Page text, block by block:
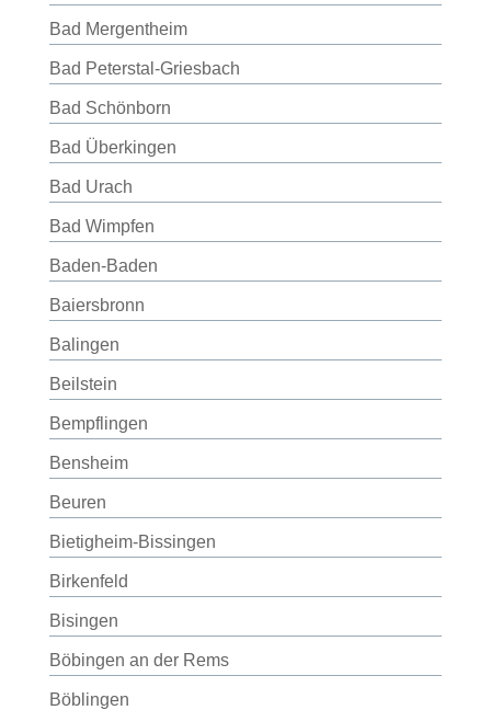
Bad Mergentheim
Bad Peterstal-Griesbach
Bad Schönborn
Bad Überkingen
Bad Urach
Bad Wimpfen
Baden-Baden
Baiersbronn
Balingen
Beilstein
Bempflingen
Bensheim
Beuren
Bietigheim-Bissingen
Birkenfeld
Bisingen
Böbingen an der Rems
Böblingen